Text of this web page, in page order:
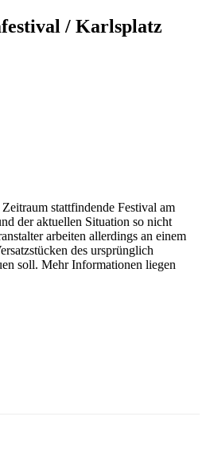
/ Karlsplatz
stattfindende Festival am
der aktuellen Situation so nicht
arbeiten allerdings an einem
des ursprünglich
soll. Mehr Informationen liegen